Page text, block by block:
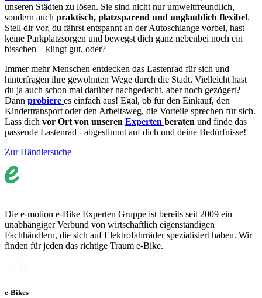
unseren Städten zu lösen. Sie sind nicht nur umweltfreundlich,
sondern auch praktisch, platzsparend und unglaublich flexibel.
Stell dir vor, du fährst entspannt an der Autoschlange vorbei, hast
keine Parkplatzsorgen und bewegst dich ganz nebenbei noch ein
bisschen – klingt gut, oder?
Immer mehr Menschen entdecken das Lastenrad für sich und
hinterfragen ihre gewohnten Wege durch die Stadt. Vielleicht hast
du ja auch schon mal darüber nachgedacht, aber noch gezögert?
Dann probiere es einfach aus! Egal, ob für den Einkauf, den
Kindertransport oder den Arbeitsweg, die Vorteile sprechen für sich.
Lass dich vor Ort von unseren Experten beraten und finde das
passende Lastenrad - abgestimmt auf dich und deine Bedürfnisse!
Zur Händlersuche
Die e-motion e-Bike Experten Gruppe ist bereits seit 2009 ein
unabhängiger Verbund von wirtschaftlich eigenständigen
Fachhändlern, die sich auf Elektrofahrräder spezialisiert haben. Wir
finden für jeden das richtige Traum e-Bike.
e-Bikes